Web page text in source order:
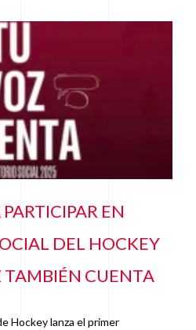
EN
DEL HOCKEY
TAMBIÉN CUENTA
Hockey lanza el primer